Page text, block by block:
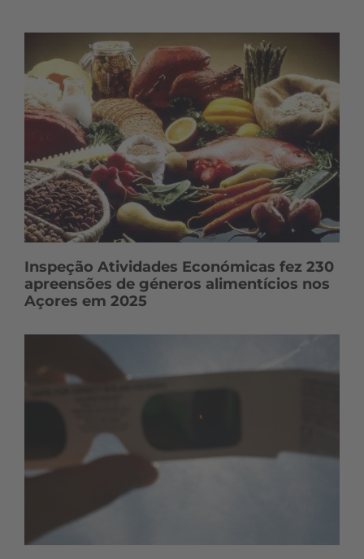
Inspeção Atividades Económicas fez 230
apreensões de géneros alimentícios nos
Açores em 2025